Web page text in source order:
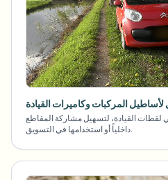
لأساطيل المركبات وكاميرات القيادة
لقطات القيادة، لتسهيل مشاركة المقاطع
داخلياً أو استخدامها في التسويق.